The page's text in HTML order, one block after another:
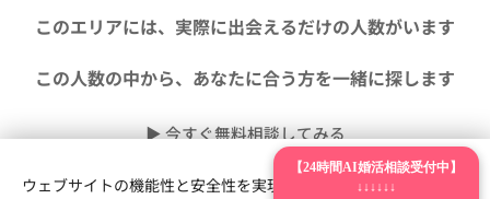
このエリアには、実際に出会えるだけの人数がいます
この人数の中から、あなたに合う方を一緒に探します
▶ 今すぐ無料相談してみる
ウェブサイトの機能性と安全性を実現するため、Webnodeは
【24時間AI婚活相談受付中】
↓↓↓↓↓↓